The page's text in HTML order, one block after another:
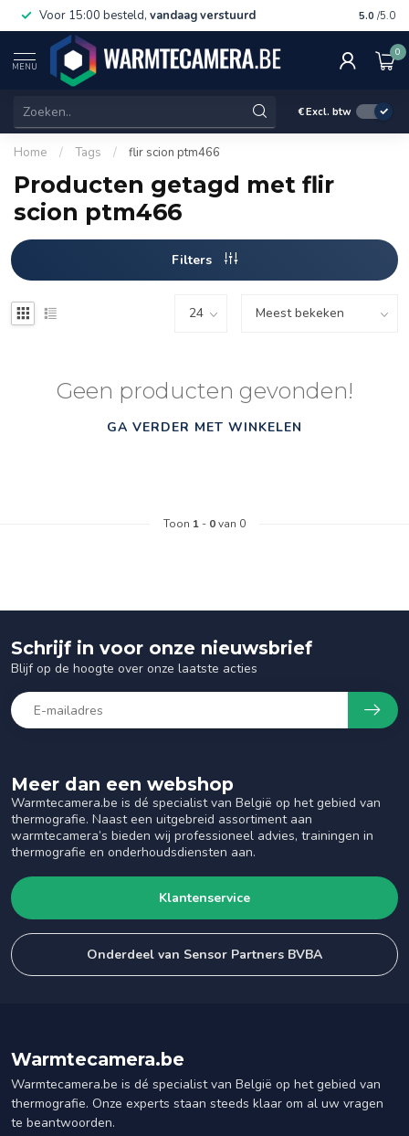
Voor 15:00 besteld, vandaag verstuurd Gratis
5.0 /5.0
MENU
0
€Excl. btw
Home / Tags / flir scion ptm466
Producten getagd met flir
scion ptm466
Filters
Geen producten gevonden!
GA VERDER MET WINKELEN
Toon 1 - 0van 0
Meer dan een webshop
Warmtecamera.be is dé specialist van België op het gebied van
thermografie. Naast een uitgebreid assortiment aan
warmtecamera’s bieden wij professioneel advies, trainingen in
thermografie en onderhoudsdiensten aan.
Klantenservice
Onderdeel van Sensor Partners BVBA
Schrijf in voor onze nieuwsbrief
Blijf op de hoogte over onze laatste acties
Warmtecamera.be
Warmtecamera.be is dé specialist van België op het gebied van
thermografie. Onze experts staan steeds klaar om al uw vragen
te beantwoorden.